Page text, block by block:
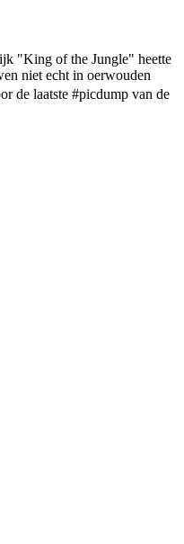
"King of the Jungle" heette
niet echt in oerwouden
de laatste #picdump van de